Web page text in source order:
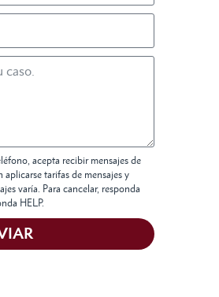
acepta recibir mensajes de
tarifas de mensajes y
varía. Para cancelar, responda
HELP.